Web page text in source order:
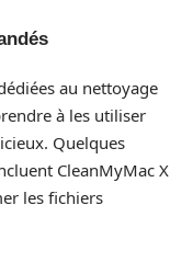
au nettoyage
à les utiliser
Quelques
CleanMyMac X
les fichiers